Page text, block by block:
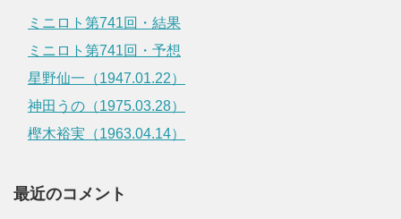
ミニロト第741回・結果
ミニロト第741回・予想
星野仙一（1947.01.22）
神田うの（1975.03.28）
樫木裕実（1963.04.14）
最近のコメント